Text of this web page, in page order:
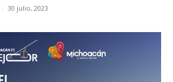
- 30 julio, 2023